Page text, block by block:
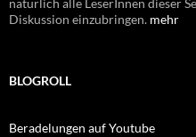
natürlich alle LeserInnen dieser
Diskussion einzubringen. mehr
BLOGROLL
Beradelungen auf Youtube